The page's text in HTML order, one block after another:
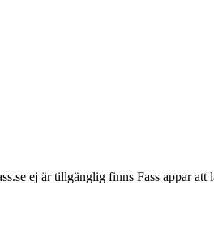
ej är tillgänglig finns Fass appar